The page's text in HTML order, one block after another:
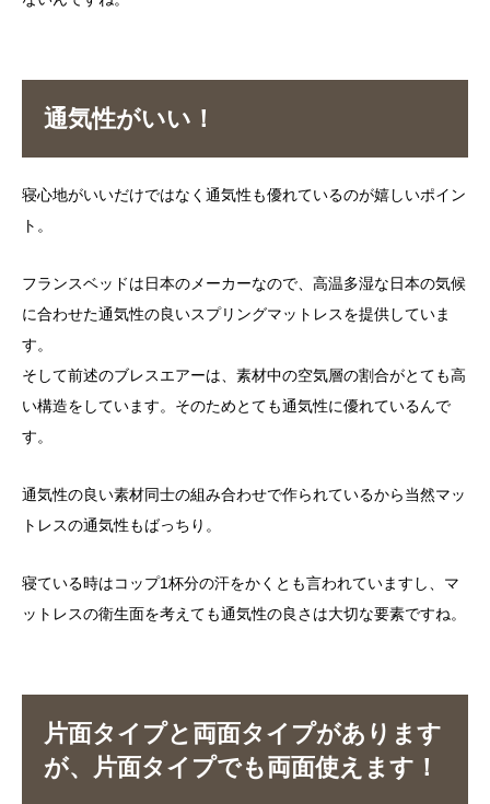
通気性がいい！
寝心地がいいだけではなく通気性も優れているのが嬉しいポイン
ト。
フランスベッドは日本のメーカーなので、高温多湿な日本の気候
に合わせた通気性の良いスプリングマットレスを提供していま
す。
そして前述のブレスエアーは、素材中の空気層の割合がとても高
い構造をしています。そのためとても通気性に優れているんで
す。
通気性の良い素材同士の組み合わせで作られているから当然マッ
トレスの通気性もばっちり。
寝ている時はコップ1杯分の汗をかくとも言われていますし、マ
ットレスの衛生面を考えても通気性の良さは大切な要素ですね。
片面タイプと両面タイプがあります
が、片面タイプでも両面使えます！